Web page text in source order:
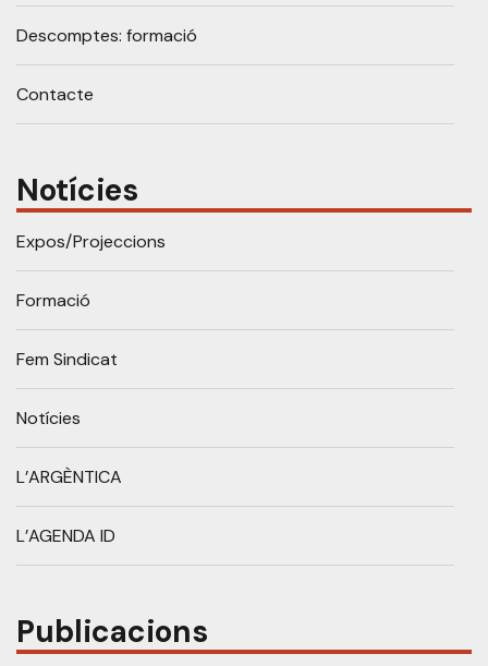
Descomptes: formació
Contacte
Notícies
Expos/Projeccions
Formació
Fem Sindicat
Notícies
L’ARGÈNTICA
L’AGENDA ID
Publicacions